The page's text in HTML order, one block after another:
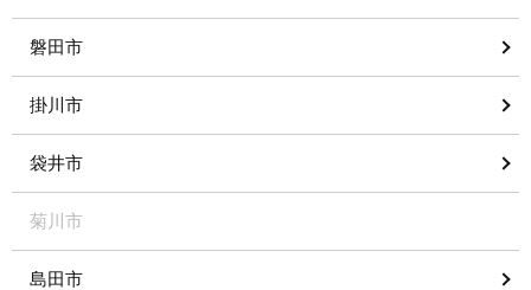
磐田市
掛川市
袋井市
菊川市
島田市